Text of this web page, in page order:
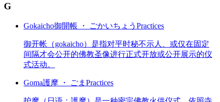
G
Gokaicho御開帳 ・ ごかいちょう Practices
御开帐（gokaicho）是指对平时秘不示人、或仅在固定
间隔才会公开的佛教圣像进行正式开放或公开展示的仪
式活动。
Goma護摩 ・ ごま Practices